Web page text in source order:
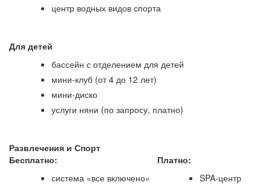
центр водных видов спорта
Для детей
бассейн с отделением для детей
мини-клуб (от 4 до 12 лет)
мини-диско
услуги няни (по запросу, платно)
Развлечения и Спорт
Бесплатно:
система «все включено»
Платно:
SPA-центр